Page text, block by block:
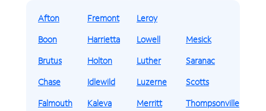
Afton
Boon
Brutus
Chase
Falmouth
Fremont
Harrietta
Holton
Idlewild
Kaleva
Leroy
Lowell
Luther
Luzerne
Merritt
Mesick
Saranac
Scotts
Thompsonville